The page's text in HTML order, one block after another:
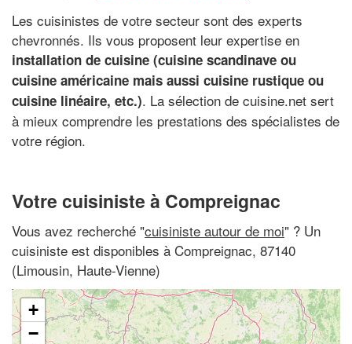
Les cuisinistes de votre secteur sont des experts
chevronnés. Ils vous proposent leur expertise en
installation de cuisine (cuisine scandinave ou
cuisine américaine mais aussi cuisine rustique ou
cuisine linéaire, etc.). La sélection de cuisine.net sert
à mieux comprendre les prestations des spécialistes de
votre région.
Votre cuisiniste à Compreignac
Vous avez recherché "cuisiniste autour de moi" ? Un
cuisiniste est disponibles à Compreignac, 87140
(Limousin, Haute-Vienne)
+
−